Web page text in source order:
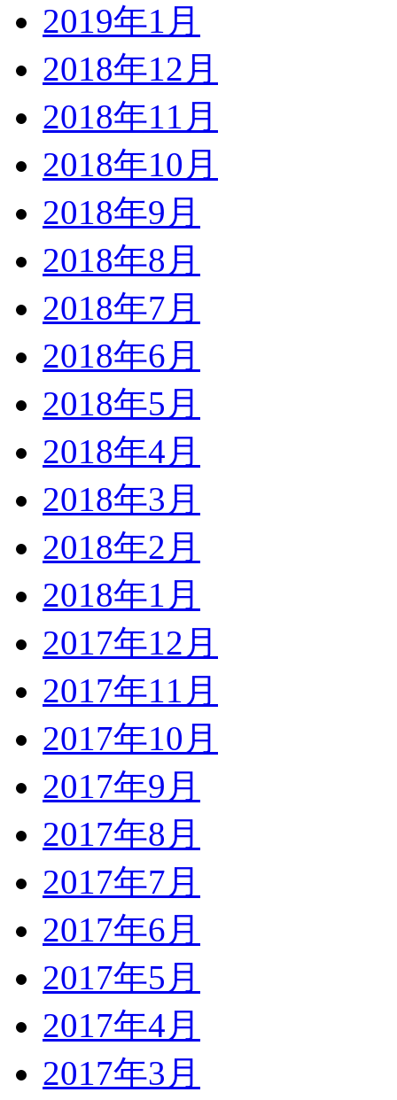
2019年1月
2018年12月
2018年11月
2018年10月
2018年9月
2018年8月
2018年7月
2018年6月
2018年5月
2018年4月
2018年3月
2018年2月
2018年1月
2017年12月
2017年11月
2017年10月
2017年9月
2017年8月
2017年7月
2017年6月
2017年5月
2017年4月
2017年3月